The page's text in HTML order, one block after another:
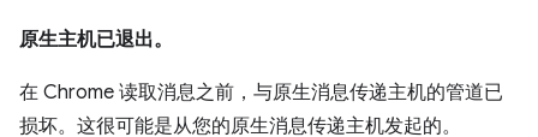
原生主机已退出。
在 Chrome 读取消息之前，与原生消息传递主机的管道已
损坏。这很可能是从您的原生消息传递主机发起的。